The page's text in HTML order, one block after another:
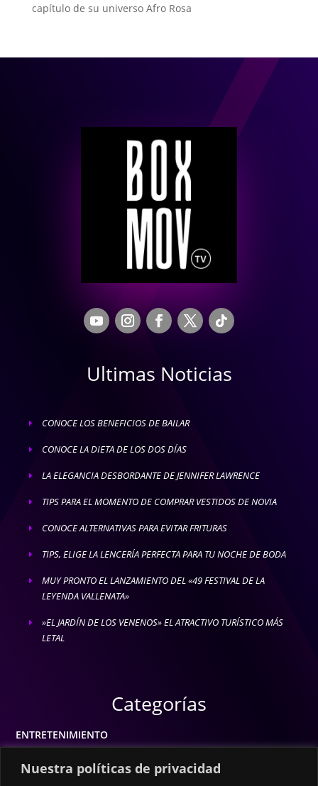
Nuestra políticas de privacidad
capítulo de su universo Afro Rosa
Ultimas Noticias
E CONOCE LOS BENEFICIOS DE BAILAR
E CONOCE LA DIETA DE LOS DOS DÍAS
E LA ELEGANCIA DESBORDANTE DE JENNIFER LAWRENCE
E TIPS PARA EL MOMENTO DE COMPRAR VESTIDOS DE NOVIA
E CONOCE ALTERNATIVAS PARA EVITAR FRITURAS
E TIPS, ELIGE LA LENCERÍA PERFECTA PARA TU NOCHE DE BODA
E
MUY PRONTO EL LANZAMIENTO DEL «49 FESTIVAL DE LA
LEYENDA VALLENATA»
E
»EL JARDÍN DE LOS VENENOS» EL ATRACTIVO TURÍSTICO MÁS
LETAL
Categorías
ENTRETENIMIENTO